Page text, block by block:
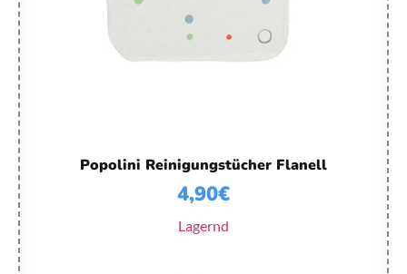
Popolini Reinigungstücher Flanell
4,90€
Lagernd